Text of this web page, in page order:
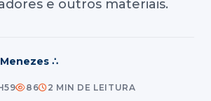
e outros materiais.
∴
86 2 MIN DE LEITURA